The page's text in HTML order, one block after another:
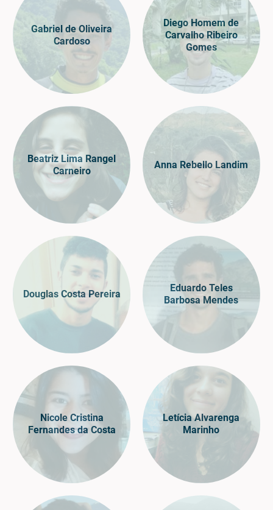
Gabriel de Oliveira
Cardoso
Diego Homem de
Carvalho Ribeiro
Gomes
Beatriz Lima Rangel
Carneiro
Anna Rebello Landim
Douglas Costa Pereira
Eduardo Teles
Barbosa Mendes
Nicole Cristina
Fernandes da Costa
Letícia Alvarenga
Marinho